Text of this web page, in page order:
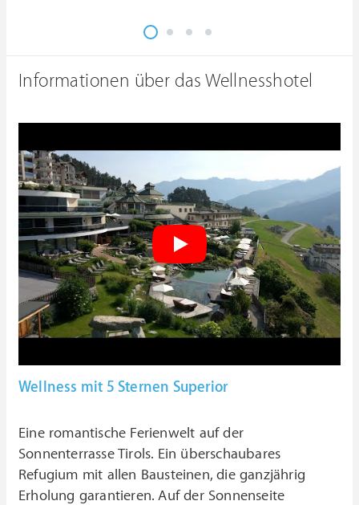
Informationen über das Wellnesshotel
Wellness mit 5 Sternen Superior
Eine romantische Ferienwelt auf der
Sonnenterrasse Tirols. Ein überschaubares
Refugium mit allen Bausteinen, die ganzjährig
Erholung garantieren. Auf der Sonnenseite